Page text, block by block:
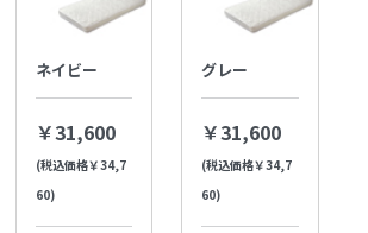
ネイビー
￥31,600
(税込価格￥34,7
60)
グレー
￥31,600
(税込価格￥34,7
60)